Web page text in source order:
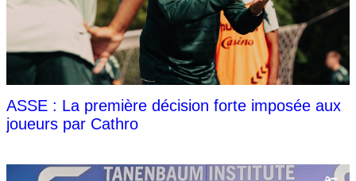
ASSE : La première décision forte imposée aux
joueurs par Cathro